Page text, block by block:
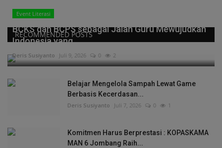
RECOMMENDED POSTS
Event Literasi
BCKS dan BCPS sebagai Jalan Guru Mewujudkan
Indonesia yang...
Deris Susiyanto Juli 9, 2026 0 2
Belajar Mengelola Sampah Lewat Game
Berbasis Kecerdasan...
Deris Susiyanto Juli 7, 2026 0 1
Komitmen Harus Berprestasi : KOPASKAMA
MAN 6 Jombang Raih...